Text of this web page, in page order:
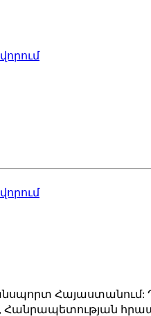
Հայաստանում:
Հանրապետության